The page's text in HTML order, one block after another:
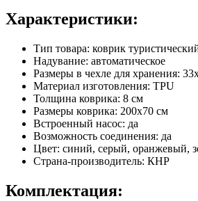
Характеристики:
Тип товара: коврик
Надувание: автоматическое
Размеры в чехле для хранения:
Материал изготовления: TPU
Толщина коврика: 8 см
Размеры коврика: 200х70 см
Встроенный насос: да
Возможность соединения: да
Цвет: синий, серый, оранжевый,
Страна-производитель: КНР
Комплектация: